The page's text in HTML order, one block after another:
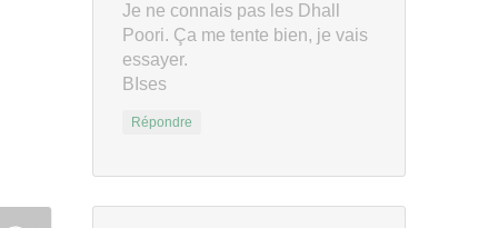
Je ne connais pas les Dhall
Poori. Ça me tente bien, je vais
essayer.
BIses
Répondre